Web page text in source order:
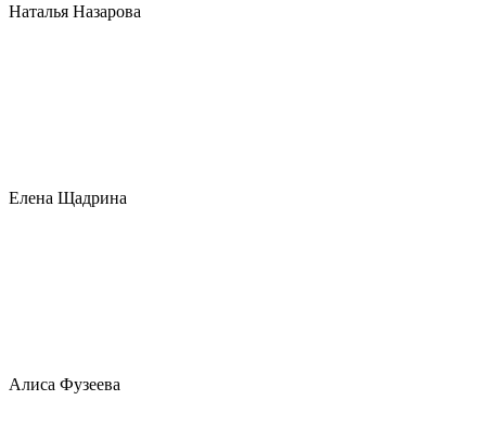
Наталья Назарова
Елена Щадрина
Алиса Фузеева